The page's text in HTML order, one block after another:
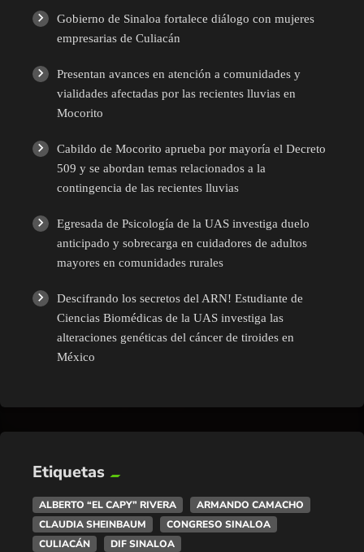
Gobierno de Sinaloa fortalece diálogo con mujeres
empresarias de Culiacán
Presentan avances en atención a comunidades y
vialidades afectadas por las recientes lluvias en
Mocorito
Cabildo de Mocorito aprueba por mayoría el Decreto
509 y se abordan temas relacionados a la
contingencia de las recientes lluvias
Egresada de Psicología de la UAS investiga duelo
anticipado y sobrecarga en cuidadores de adultos
mayores en comunidades rurales
Descifrando los secretos del ARN! Estudiante de
Ciencias Biomédicas de la UAS investiga las
alteraciones genéticas del cáncer de tiroides en
México
Etiquetas
ALBERTO “EL CAPY” RIVERA
ARMANDO CAMACHO
CLAUDIA SHEINBAUM
CONGRESO SINALOA
CULIACÁN
DIF SINALOA